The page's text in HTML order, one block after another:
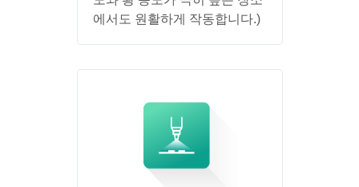
에서도 원활하게 작동합니다.)